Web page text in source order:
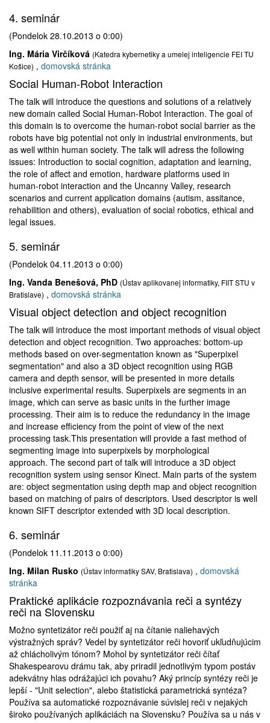
4. seminár
(Pondelok 28.10.2013 o 0:00)
Ing. Mária Virčíková (Katedra kybernetiky a umelej inteligencie FEI TU
Košice) , domovská stránka
Social Human-Robot Interaction
The talk will introduce the questions and solutions of a relatively
new domain called Social Human-Robot Interaction. The goal of
this domain is to overcome the human-robot social barrier as the
robots have big potential not only in industrial environments, but
as well within human society. The talk will adress the following
issues: Introduction to social cognition, adaptation and learning,
the role of affect and emotion, hardware platforms used in
human-robot interaction and the Uncanny Valley, research
scenarios and current application domains (autism, assitance,
rehabilition and others), evaluation of social robotics, ethical and
legal issues.
5. seminár
(Pondelok 04.11.2013 o 0:00)
Ing. Vanda Benešová, PhD (Ústav aplikovanej informatiky, FIIT STU v
Bratislave) , domovská stránka
Visual object detection and object recognition
The talk will introduce the most important methods of visual object
detection and object recognition. Two approaches: bottom-up
methods based on over-segmentation known as "Superpixel
segmentation" and also a 3D object recognition using RGB
camera and depth sensor, will be presented in more details
inclusive experimental results. Superpixels are segments in an
image, which can serve as basic units in the further image
processing. Their aim is to reduce the redundancy in the image
and increase efficiency from the point of view of the next
processing task.This presentation will provide a fast method of
segmenting image into superpixels by morphological
approach. The second part of talk will introduce a 3D object
recognition system using sensor Kinect. Main parts of the system
are: object segmentation using depth map and object recognition
based on matching of pairs of descriptors. Used descriptor is well
known SIFT descriptor extended with 3D local description.
6. seminár
(Pondelok 11.11.2013 o 0:00)
Ing. Milan Rusko (Ústav informatiky SAV, Bratislava) , domovská
stránka
Praktické aplikácie rozpoznávania reči a syntézy
reči na Slovensku
Možno syntetizátor reči použiť aj na čítanie naliehavých
výstražných správ? Vedel by syntetizátor reči hovoriť ukľudňujúcim
až chlácholivým tónom? Mohol by syntetizátor reči čítať
Shakespearovu drámu tak, aby priradil jednotlivým typom postáv
adekvátny hlas odrážajúci ich povahu? Aký princíp syntézy reči je
lepší - "Unit selection", alebo štatistická parametrická syntéza?
Používa sa automatické rozpoznávanie súvislej reči v nejakých
široko používaných aplikáciách na Slovensku? Používa sa u nás v